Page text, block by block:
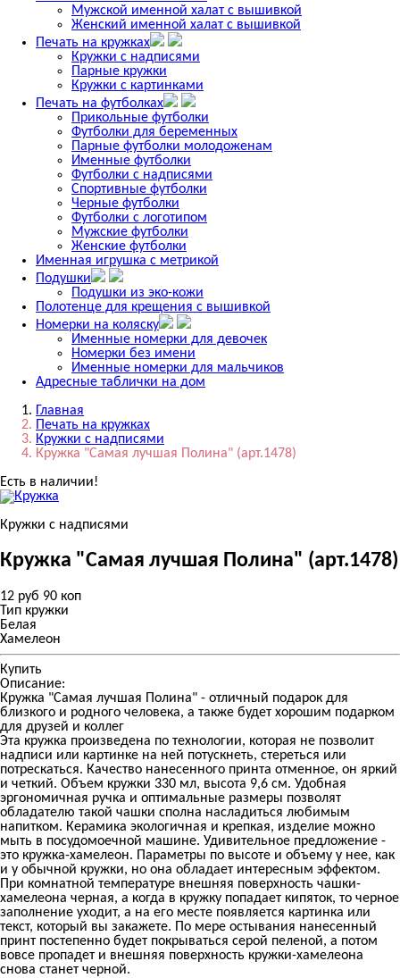
Мужской именной халат с вышивкой
Женский именной халат с вышивкой
Печать на кружках
Кружки с надписями
Парные кружки
Кружки с картинками
Печать на футболках
Прикольные футболки
Футболки для беременных
Парные футболки молодоженам
Именные футболки
Футболки с надписями
Спортивные футболки
Черные футболки
Футболки с логотипом
Мужские футболки
Женские футболки
Именная игрушка с метрикой
Подушки
Подушки из эко-кожи
Полотенце для крещения с вышивкой
Номерки на коляску
Именные номерки для девочек
Номерки без имени
Именные номерки для мальчиков
Адресные таблички на дом
Главная
Печать на кружках
Кружки с надписями
Кружка "Самая лучшая Полина" (арт.1478)
Есть в наличии!
Кружки с надписями
Кружка "Самая лучшая Полина" (арт.1478)
12 руб 90 коп
Тип кружки
Белая
Хамелеон
Купить
Описание:
Кружка "Самая лучшая Полина" - отличный подарок для
близкого и родного человека, а также будет хорошим подарком
для друзей и коллег
Эта кружка произведена по технологии, которая не позволит
надписи или картинке на ней потускнеть, стереться или
потрескаться. Качество нанесенного принта отменное, он яркий
и четкий. Объем кружки 330 мл, высота 9,6 см. Удобная
эргономичная ручка и оптимальные размеры позволят
обладателю такой чашки сполна насладиться любимым
напитком. Керамика экологичная и крепкая, изделие можно
мыть в посудомоечной машине. Удивительное предложение -
это кружка-хамелеон. Параметры по высоте и объему у нее, как
и у обычной кружки, но она обладает интересным эффектом.
При комнатной температуре внешняя поверхность чашки-
хамелеона черная, а когда в кружку попадает кипяток, то черное
заполнение уходит, а на его месте появляется картинка или
текст, который вы закажете. По мере остывания нанесенный
принт постепенно будет покрываться серой пеленой, а потом
вовсе пропадет и внешняя поверхность кружки-хамелеона
снова станет черной.